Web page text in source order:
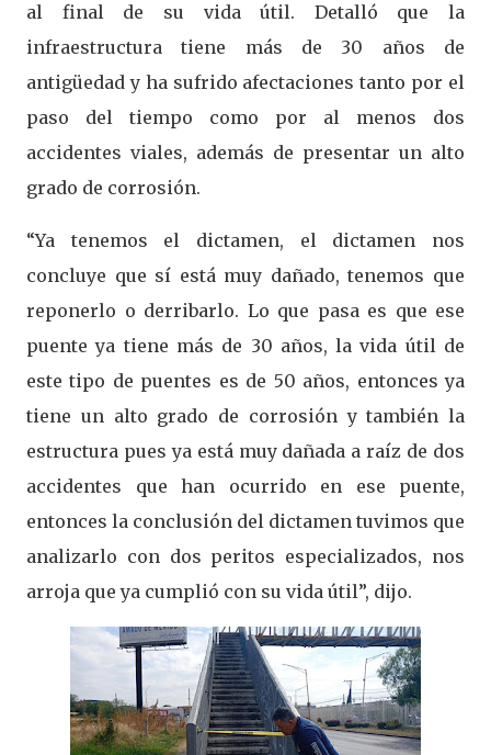
al final de su vida útil. Detalló que la
infraestructura tiene más de 30 años de
antigüedad y ha sufrido afectaciones tanto por el
paso del tiempo como por al menos dos
accidentes viales, además de presentar un alto
grado de corrosión.
“Ya tenemos el dictamen, el dictamen nos
concluye que sí está muy dañado, tenemos que
reponerlo o derribarlo. Lo que pasa es que ese
puente ya tiene más de 30 años, la vida útil de
este tipo de puentes es de 50 años, entonces ya
tiene un alto grado de corrosión y también la
estructura pues ya está muy dañada a raíz de dos
accidentes que han ocurrido en ese puente,
entonces la conclusión del dictamen tuvimos que
analizarlo con dos peritos especializados, nos
arroja que ya cumplió con su vida útil”, dijo.